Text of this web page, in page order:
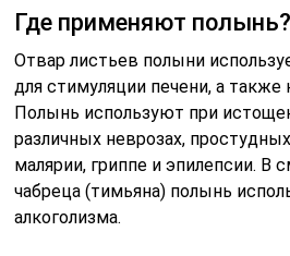
Где применяют полынь?
Отвар листьев полыни
для стимуляции печени, а также
Полынь используют при
различных неврозах,
малярии, гриппе и эпилепсии. В
чабреца (тимьяна) полынь
алкоголизма.